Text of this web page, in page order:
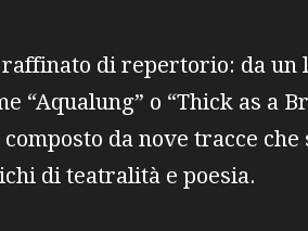
di repertorio: da un
“Aqualung” o “Thick as a
da nove tracce che
di teatralità e poesia.